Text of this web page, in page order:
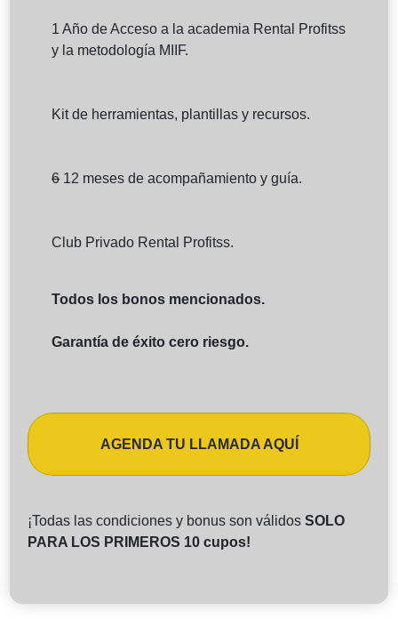
1 Año de Acceso a la academia Rental Profitss
y la metodología MIIF.
Kit de herramientas, plantillas y recursos.
612 meses de acompañamiento y guía.
Club Privado Rental Profitss.
Todos los bonos mencionados.
Garantía de éxito cero riesgo.
AGENDA TU LLAMADA AQUÍ
¡Todas las condiciones y bonus son válidosSOLO
PARA LOS PRIMEROS 10 cupos!